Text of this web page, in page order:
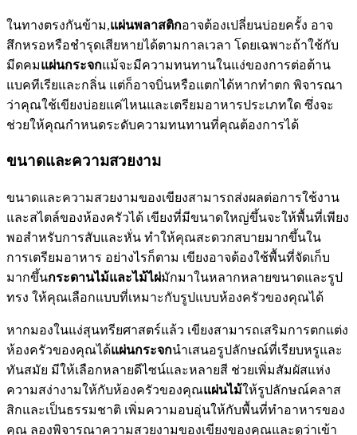
ในทางตรงกันข้าม,แผ่นพลาสติกอาจต้องเปลี่ยนบ่อยครั้ง อาจ
สึกหรอหรือชำรุดเสียหายได้ตามกาลเวลา โดยเฉพาะถ้าใช้กับ
มีดคมแผ่นกระจกแม้จะมีความทนทานในแง่ของการต่อต้าน
แบคทีเรียและกลิ่น แต่ก็อาจบิ่นหรือแตกได้หากทำตก พิจารณา
ว่าคุณใช้เขียงบ่อยแค่ไหนและเตรียมอาหารประเภทใด ซึ่งจะ
ช่วยให้คุณกำหนดระดับความทนทานที่คุณต้องการได้
ขนาดและความสวยงาม
ขนาดและความสวยงามของเขียงสามารถส่งผลต่อการใช้งาน
และสไตล์ของห้องครัวได้ เขียงที่มีขนาดใหญ่ขึ้นจะให้พื้นที่เพียง
พอสำหรับการสับและหั่น ทำให้คุณสะดวกสบายมากขึ้นใน
การเตรียมอาหาร อย่างไรก็ตาม เขียงอาจต้องใช้พื้นที่จัดเก็บ
มากขึ้นกระดานไม้และไม้ไผ่มักมาในหลากหลายขนาดและรูป
ทรง ให้คุณเลือกแบบที่เหมาะกับรูปแบบห้องครัวของคุณได้
หากมองในแง่สุนทรียศาสตร์แล้ว เขียงสามารถเสริมการตกแต่ง
ห้องครัวของคุณได้แผ่นกระจกนำเสนอรูปลักษณ์ที่เรียบหรูและ
ทันสมัย ​​มีให้เลือกหลายดีไซน์และหลายสี ช่วยเพิ่มสัมผัสแห่ง
ความสง่างามให้กับห้องครัวของคุณแผ่นไม้ให้รูปลักษณ์คลาส
สิกและเป็นธรรมชาติ เพิ่มความอบอุ่นให้กับพื้นที่ทำอาหารของ
คุณ ลองพิจารณาความสวยงามของเขียงของคุณและดูว่าเข้า